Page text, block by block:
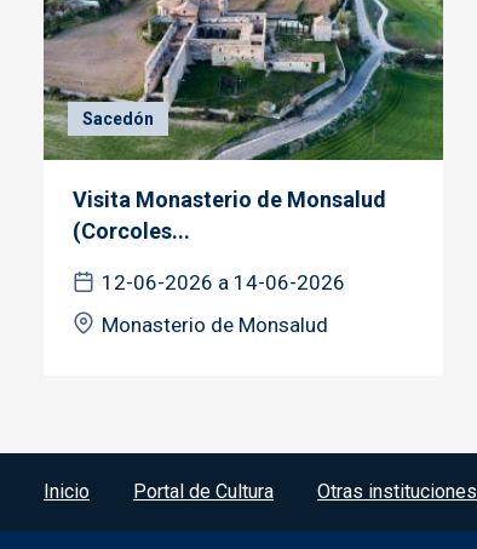
Sacedón
Visita Monasterio de Monsalud
(Corcoles...
12-06-2026 a 14-06-2026
Monasterio de Monsalud
Menú del pie
Inicio Portal de Cultura Otras instituciones